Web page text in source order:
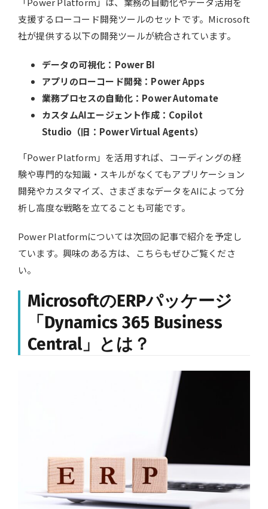
支援するローコード開発ツールのセットです。Microsoft
社が提供する以下の開発ツールが統合されています。
データの可視化：Power BI
アプリのローコード開発：Power Apps
業務プロセスの自動化：Power Automate
カスタムAIエージェント作成：Copilot
Studio（旧：Power Virtual Agents）
「Power Platform」を活用すれば、コーディングの経
験や専門的な知識・スキルがなくてもアプリケーション
開発やカスタマイズ、さまざまなデータをAIによって分
析し高度な戦略を立てることも可能です。
Power Platformについては次回の記事で紹介を予定し
ています。興味のある方は、こちらもぜひご覧くださ
い。
MicrosoftのERPパッケージ
「Dynamics 365 Business
Central」とは？